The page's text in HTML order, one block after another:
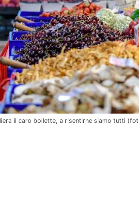
il caro bollette, a risentirne siamo tutti